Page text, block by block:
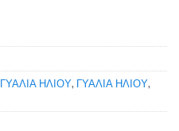
ΓΥΑΛΙΑ ΗΛΙΟΥ, ΓΥΑΛΙΑ ΗΛΙΟΥ,